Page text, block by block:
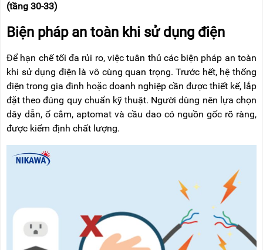
(tầng 30-33)
Biện pháp an toàn khi sử dụng điện
Để hạn chế tối đa rủi ro, việc tuân thủ các biện pháp an toàn
khi sử dụng điện là vô cùng quan trọng. Trước hết, hệ thống
điện trong gia đình hoặc doanh nghiệp cần được thiết kế, lắp
đặt theo đúng quy chuẩn kỹ thuật. Người dùng nên lựa chọn
dây dẫn, ổ cắm, aptomat và cầu dao có nguồn gốc rõ ràng,
được kiểm định chất lượng.